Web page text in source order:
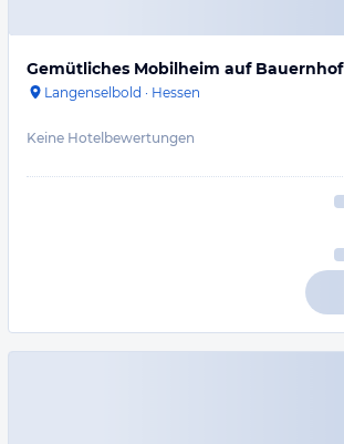
Gemütliches Mobilheim auf Bauernhof
Langenselbold · Hessen
Keine Hotelbewertungen